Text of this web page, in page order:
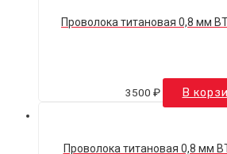
Проволока титановая 0,8 мм
3500 ₽ В
Проволока титановая 0,8 мм